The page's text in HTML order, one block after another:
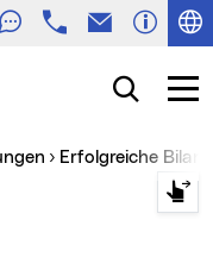
TelefonE-Mail
Suche
Erfolgreiche